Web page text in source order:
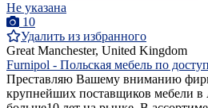
Не указана
10
Удалить из избранного
Great Manchester, United Kingdom
Furnipol - Польская мебель по
Преставляю Вашему вниманию
крупнейших поставщиков мебели